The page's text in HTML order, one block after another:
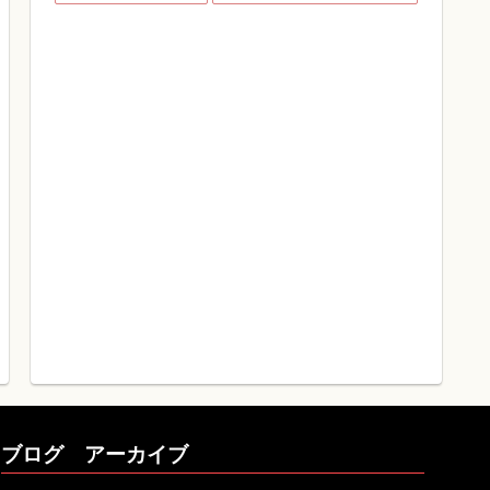
ブログ アーカイブ